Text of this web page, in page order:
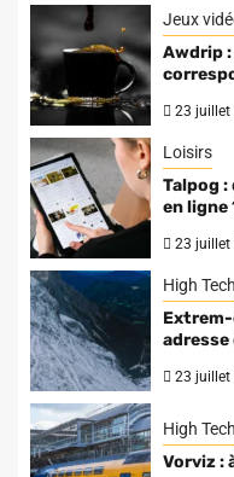
Jeux
Awdrip
23 juillet
Loisirs
Talpog
en ligne
23 juillet
High Tech
adresse
23 juillet
High Tech
Vorviz :